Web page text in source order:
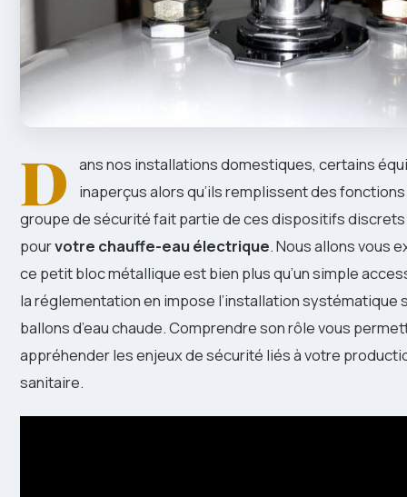
D
ans nos installations domestiques, certains
inaperçus alors qu’ils remplissent des
groupe de sécurité fait partie de ces dispositifs
pourvotre chauffe-eau électrique. Nous allons vous
ce petit bloc métallique est bien plus qu’un simple
la réglementation en impose l’installation systématique
ballons d’eau chaude. Comprendre son rôle vous
appréhender les enjeux de sécurité liés à votre
sanitaire.